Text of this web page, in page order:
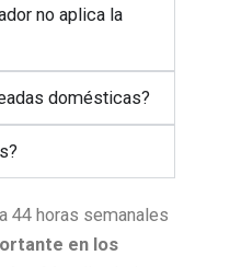
no aplica la
domésticas?
44 horas semanales
en los